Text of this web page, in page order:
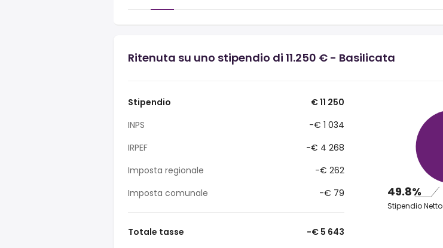
Ritenuta su uno stipendio di 11.250 € - Basilicata
Stipendio
€ 11 250
INPS
-€ 1 034
IRPEF
-€ 4 268
Imposta regionale
-€ 262
Imposta comunale
-€ 79
Totale tasse -€ 5 643
49.8%
Stipendio Netto